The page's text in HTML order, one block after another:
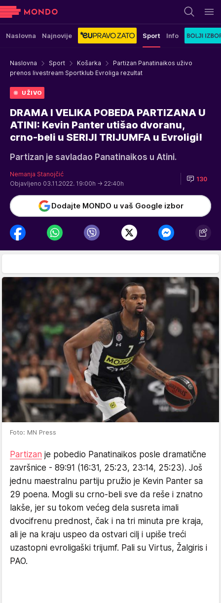
Naslovna Najnovije Sport Info
Naslovna Sport Košarka
Partizan Panatinaikos uživo
prenos livestream Sportklub Evroliga rezultat
UŽIVO
DRAMA I VELIKA POBEDA PARTIZANA U
ATINI: Kevin Panter utišao dvoranu,
crno-beli u SERIJI TRIJUMFA u Evroligi!
Partizan je savladao Panatinaikos u Atini.
Nemanja Stanojčić
Objavljeno 03.11.2022. 19:00h → 22:40h
130
Dodajte MONDO u vaš Google izbor
Foto: MN Press
Partizan je pobedio Panatinaikos posle dramatične
završnice - 89:91 (16:31, 25:23, 23:14, 25:23). Još
jednu maestralnu partiju pružio je Kevin Panter sa
29 poena. Mogli su crno-beli sve da reše i znatno
lakše, jer su tokom većeg dela susreta imali
dvocifrenu prednost, čak i na tri minuta pre kraja,
ali je na kraju uspeo da ostvari cilj i upiše treći
uzastopni evroligaški trijumf. Pali su Virtus, Žalgiris i
PAO.